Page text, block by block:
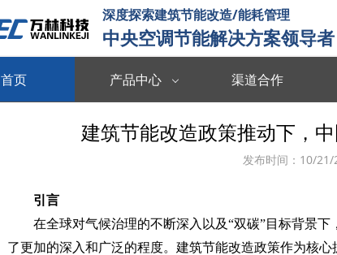
深度探索建筑节能改造/能耗管理
中央空调节能解决方案领导者
首页 产品中心
跨系统协同 全域数据整合 多维度分析决策
数据中台
海量数据集成/管理/分
动态数据采集 需求智能调控 多能源协同管理
智慧节能 智慧暖通
渠道合作
建筑节能改造政策推动下，
发布时间： 10/21/
引言
在全球对气候治理的不断深入以及“双碳”目标背景
了更加的深入和广泛的程度。建筑节能改造政策作为核